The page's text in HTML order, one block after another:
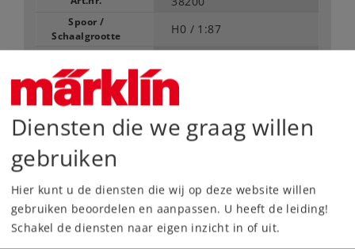
Spoor /
Schaalgrootte
H0 / 1:87
Type Diesellocomotieven
Dealer zoeken
Downloads
Onderdelen bestellen
Diensten die we graag willen
gebruiken
Hier kunt u de diensten die wij op deze website willen
gebruiken beoordelen en aanpassen. U heeft de leiding!
Schakel de diensten naar eigen inzicht in of uit.